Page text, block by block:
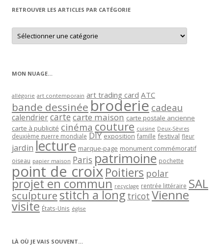
RETROUVER LES ARTICLES PAR CATÉGORIE
Retrouver
les
articles
MON NUAGE…
allégorie art contemporain art trading card ATC
bande dessinée broderie cadeau
calendriercartecarte maison carte postale ancienne
carte à publicité cinéma couture cuisine Deux-Sèvres
deuxième guerre mondiale DIY exposition famille festival fleur
jardin lecture marque-page monument commémoratif
oiseau papier maison Paris patrimoine pochette
point de croixPoitiers polar
projet en commun recyclage rentrée littéraire SAL
sculpturestitch a long tricot Vienne
visite États-Unis église
LÀ OÙ JE VAIS SOUVENT…